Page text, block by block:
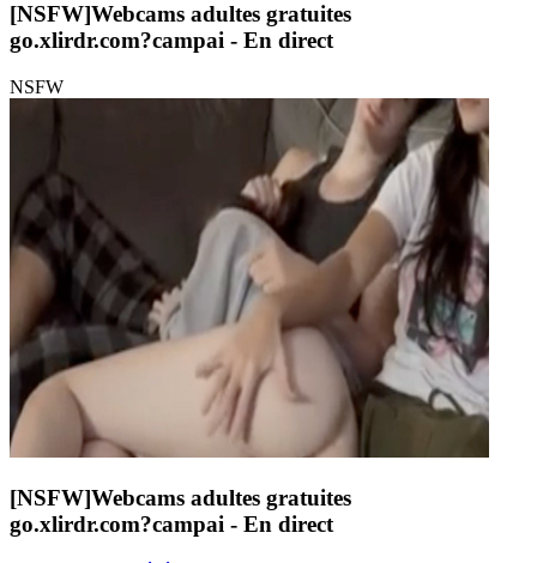
[NSFW]Webcams adultes gratuites
go.xlirdr.com?campai - En direct
NSFW
[NSFW]Webcams adultes gratuites
go.xlirdr.com?campai - En direct